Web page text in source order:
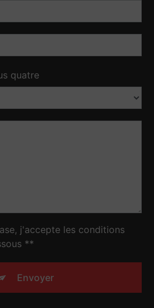
quatre
j'accepte les conditions
**
Envoyer